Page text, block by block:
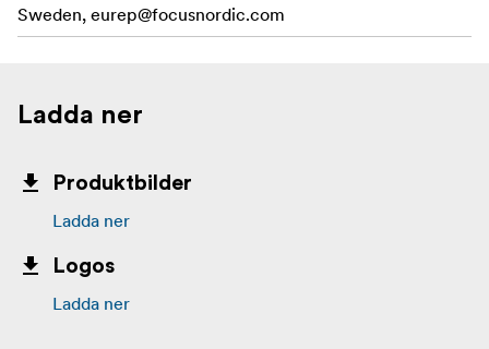
Sweden, eurep@focusnordic.com
Ladda ner
Produktbilder
Ladda ner
Logos
Ladda ner